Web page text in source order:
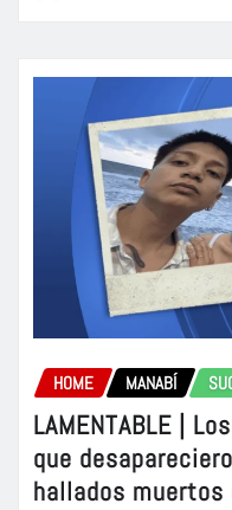
HOME MANABÍ
LAMENTABLE |
que
hallados muertos